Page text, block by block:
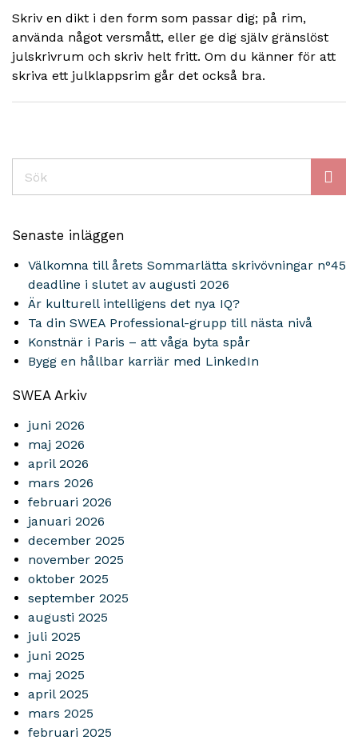
Skriv en dikt i den form som passar dig; på rim,
använda något versmått, eller ge dig själv gränslöst
julskrivrum och skriv helt fritt. Om du känner för att
skriva ett julklappsrim går det också bra.
Senaste inläggen
Välkomna till årets Sommarlätta skrivövningar n°45
deadline i slutet av augusti 2026
Är kulturell intelligens det nya IQ?
Ta din SWEA Professional-grupp till nästa nivå
Konstnär i Paris – att våga byta spår
Bygg en hållbar karriär med LinkedIn
SWEA Arkiv
juni 2026
maj 2026
april 2026
mars 2026
februari 2026
januari 2026
december 2025
november 2025
oktober 2025
september 2025
augusti 2025
juli 2025
juni 2025
maj 2025
april 2025
mars 2025
februari 2025